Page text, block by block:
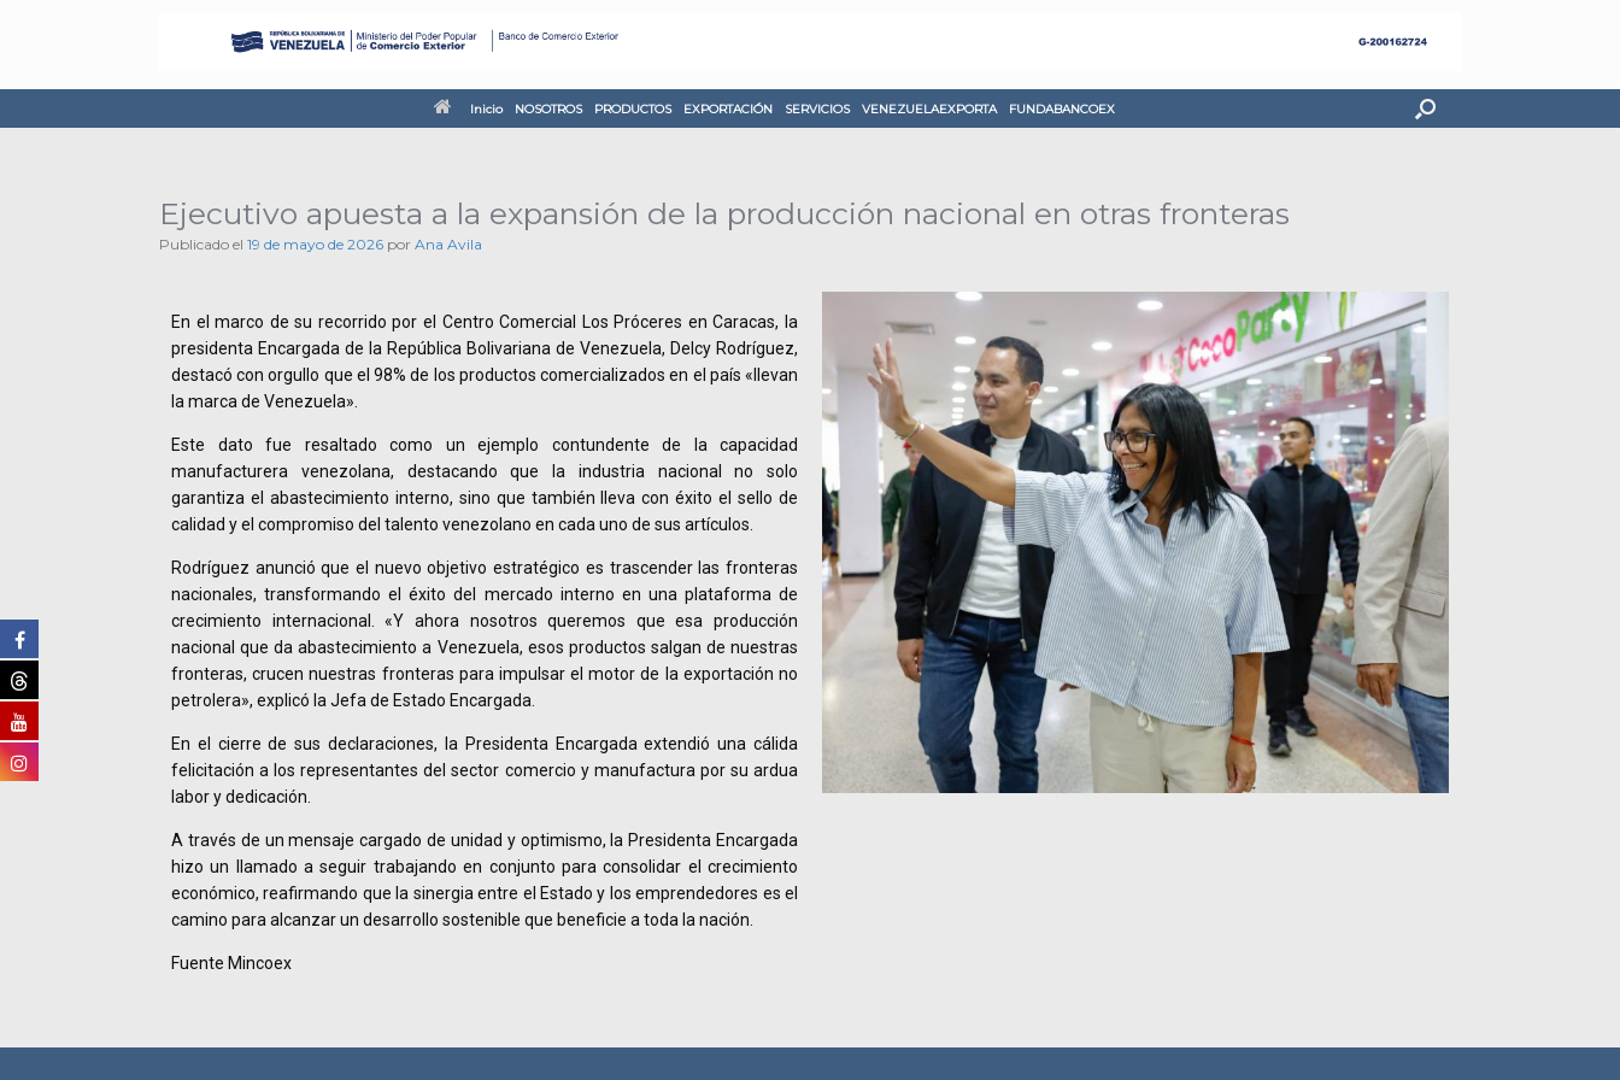
Inicio NOSOTROS PRODUCTOS EXPORTACIÓN SERVICIOS VENEZUELAEXPORTA FUNDABANCOEX
Ejecutivo apuesta a la expansión de la producción nacional en otras fronteras
Publicado el 19 de mayo de 2026 por Ana Avila
En el marco de su recorrido por el Centro Comercial Los Próceres en Caracas, la
presidenta Encargada de la República Bolivariana de Venezuela, Delcy Rodríguez,
destacó con orgullo que el 98% de los productos comercializados en el país «llevan
la marca de Venezuela».
Este dato fue resaltado como un ejemplo contundente de la capacidad
manufacturera venezolana, destacando que la industria nacional no solo
garantiza el abastecimiento interno, sino que también lleva con éxito el sello de
calidad y el compromiso del talento venezolano en cada uno de sus artículos.
Rodríguez anunció que el nuevo objetivo estratégico es trascender las fronteras
nacionales, transformando el éxito del mercado interno en una plataforma de
crecimiento internacional. «Y ahora nosotros queremos que esa producción
nacional que da abastecimiento a Venezuela, esos productos salgan de nuestras
fronteras, crucen nuestras fronteras para impulsar el motor de la exportación no
petrolera», explicó la Jefa de Estado Encargada.
En el cierre de sus declaraciones, la Presidenta Encargada extendió una cálida
felicitación a los representantes del sector comercio y manufactura por su ardua
labor y dedicación.
A través de un mensaje cargado de unidad y optimismo, la Presidenta Encargada
hizo un llamado a seguir trabajando en conjunto para consolidar el crecimiento
económico, reafirmando que la sinergia entre el Estado y los emprendedores es el
camino para alcanzar un desarrollo sostenible que beneficie a toda la nación.
Fuente Mincoex